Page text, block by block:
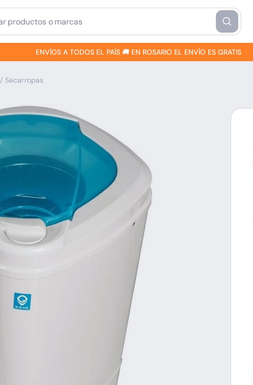
ENVÍOS A TODOS EL PAÍS 🚚 EN ROSARIO EL ENVÍO ES GRATIS
/ Secarropas